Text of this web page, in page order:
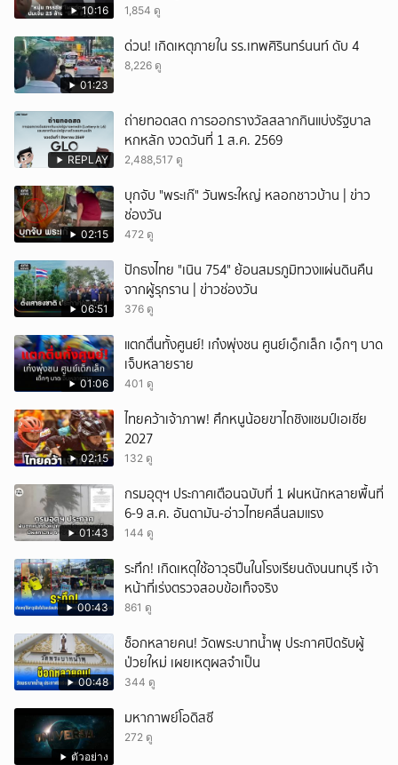
10:16 1,854 ดู
01:23
ด่วน! เกิดเหตุภายใน รร.เทพศิรินทร์นนท์ ดับ 4
8,226 ดู
REPLAY
ถ่ายทอดสด การออกรางวัลสลากกินแบ่งรัฐบาล
หกหลัก งวดวันที่ 1 ส.ค. 2569
2,488,517 ดู
02:15
บุกจับ "พระเก๊" วันพระใหญ่ หลอกชาวบ้าน | ข่าว
ช่องวัน
472 ดู
06:51
ปักธงไทย "เนิน 754" ย้อนสมรภูมิทวงแผ่นดินคืน
จากผู้รุกราน | ข่าวช่องวัน
376 ดู
01:06
แตกตื่นทั้งศูนย์! เก๋งพุ่งชน ศูนย์เ๑็กเล็ก เ๑็กๆ บาด
เจ็บหลายราย
401 ดู
02:15
ไทยคว้าเจ้าภาพ! ศึกหนูน้อยขาไถชิงแชมป์เอเชีย
2027
132 ดู
01:43
กรมอุตุฯ ประกาศเตือนฉบับที่ 1 ฝนหนักหลายพื้นที่
6-9 ส.ค. อันดามัน-อ่าวไทยคลื่นลมแรง
144 ดู
00:43
ระทึก! เกิดเหตุใช้อาวุธปืuในโรงเรียนดังนนทบุรี เจ้า
หน้าที่เร่งตรวจสอบข้อเท็จจริง
861 ดู
00:48
ช็อกหลายคน! วัดพระบาทน้ำพุ ประกาศปิดรับผู้
ป่วยใหม่ เผยเหตุผลจำเป็น
344 ดู
ตัวอย่าง
มหากาพย์โอดิสซี
272 ดู